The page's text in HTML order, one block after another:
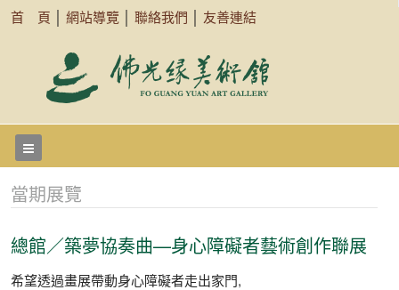
首 頁 網站導覽 聯絡我們 友善連結
當期展覽
總館／築夢協奏曲—身心障礙者藝術創作聯展
希望透過畫展帶動身心障礙者走出家門,